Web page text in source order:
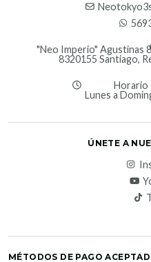
"Neo Imperio" Agustinas
8320155 Santiago,
Horario
Lunes a
ÚNETE A
MÉTODOS DE PAGO